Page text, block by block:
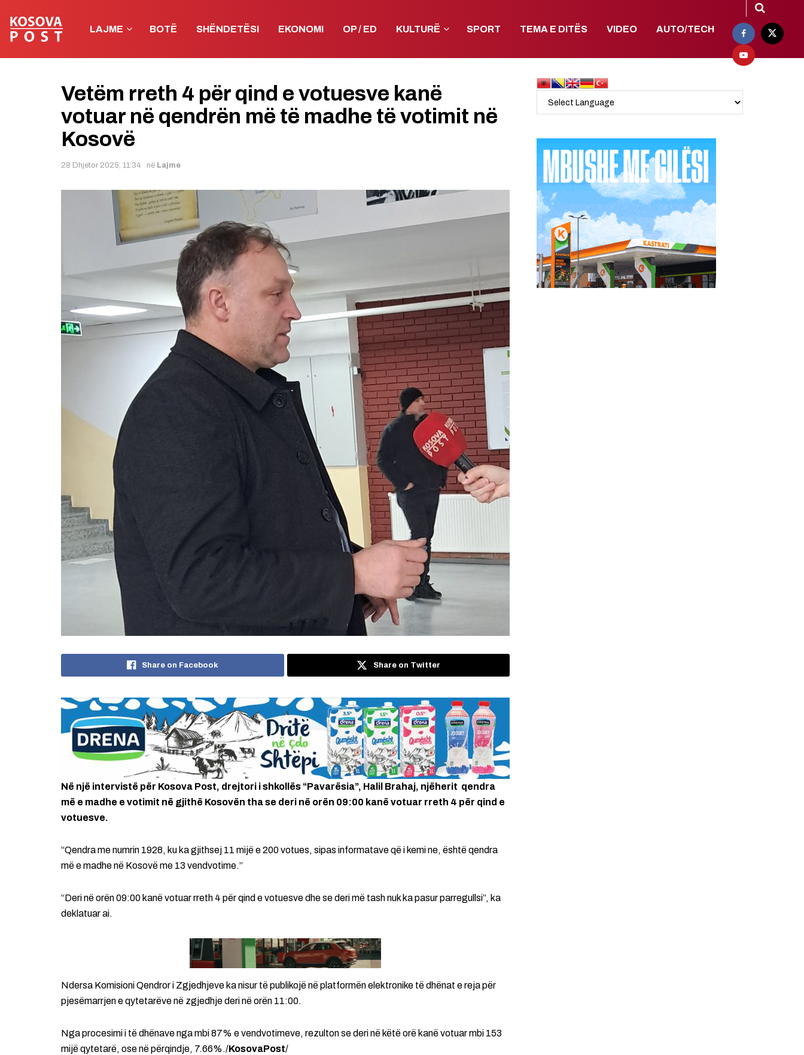
LAJME BOTË SHËNDETËSI EKONOMI OP / ED KULTURË SPORT TEMA E DITËS VIDEO AUTO/TECH
Vetëm rreth 4 për qind e votuesve kanë
votuar në qendrën më të madhe të votimit në
Kosovë
28 Dhjetor 2025, 11:34 në Lajme
Share on Facebook Share on Twitter
Në një intervistë për Kosova Post, drejtori i shkollës “Pavarësia”, Halil Brahaj, njëherit qendra
më e madhe e votimit në gjithë Kosovën tha se deri në orën 09:00 kanë votuar rreth 4 për qind e
votuesve.
“Qendra me numrin 1928, ku ka gjithsej 11 mijë e 200 votues, sipas informatave që i kemi ne, është qendra
më e madhe në Kosovë me 13 vendvotime.”
“Deri në orën 09:00 kanë votuar rreth 4 për qind e votuesve dhe se deri më tash nuk ka pasur parregullsi”, ka
deklatuar ai.
Ndersa Komisioni Qendror i Zgjedhjeve ka nisur të publikojë në platformën elektronike të dhënat e reja për
pjesëmarrjen e qytetarëve në zgjedhje deri në orën 11:00.
Nga procesimi i të dhënave nga mbi 87% e vendvotimeve, rezulton se deri në këtë orë kanë votuar mbi 153
mijë qytetarë, ose në përqindje, 7.66%./KosovaPost/